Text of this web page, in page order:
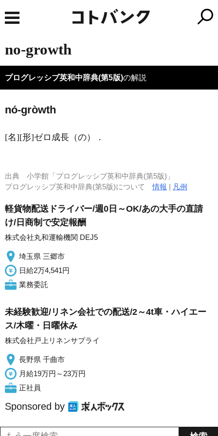
no-growth
プログレッシブ英和中辞典(第5版)の解説
nó-gròwth
[名][形]ゼロ成長（の） ．
出典 小学館「プログレッシブ英和中辞典(第5版)」
プログレッシブ英和中辞典(第5版)について情報 | 凡例
軽貨物配送ドライバー/週0日～OK/あの大手の直請
け/日商制で安定報酬
株式会社丸和運輸機関 DEJ5
埼玉県 三郷市
日給2万4,541円
業務委託
未経験歓迎/リネン会社での配送/2～4t車・ハイエー
ス/木曜・日曜休み
株式会社戸上リネンサプライ
長野県 千曲市
月給19万円～23万円
正社員
Sponsored by